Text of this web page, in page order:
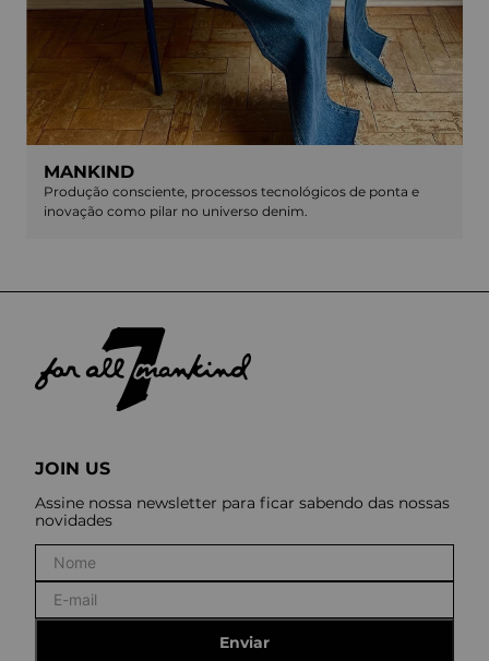
MANKIND
Produção consciente, processos tecnológicos de ponta e
inovação como pilar no universo denim.
JOIN US
Assine nossa newsletter para ficar sabendo das nossas
novidades
Enviar